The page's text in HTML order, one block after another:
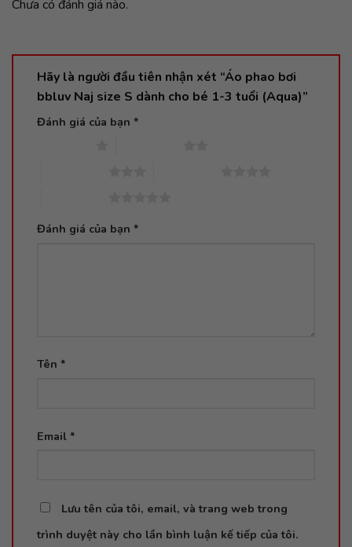
Chưa có đánh giá nào.
Hãy là người đầu tiên nhận xét “Áo phao bơi
bbluv Naj size S dành cho bé 1-3 tuổi (Aqua)”
Đánh giá của bạn *
Đánh giá của bạn *
Tên *
Email *
Lưu tên của tôi, email, và trang web trong
trình duyệt này cho lần bình luận kế tiếp của tôi.